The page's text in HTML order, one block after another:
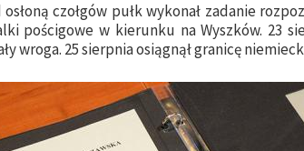
czołgów pułk wykonał zadanie
pościgowe w kierunku na Wyszków. 23
wroga. 25 sierpnia osiągnął granicę